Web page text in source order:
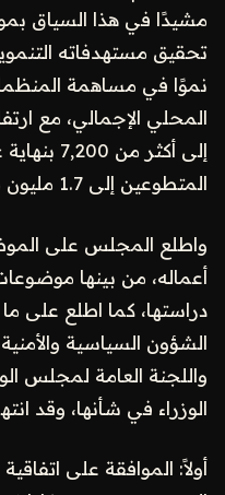
مشيدًا في هذا السياق
تحقيق مستهدفاته
نموًا في مساهمة
المحلي الإجمالي، مع
المتطوعين إلى 1.7 مليون متطوع.
واطلع المجلس على
أعماله، من بينها
دراستها، كما اطلع على
الشؤون السياسية
واللجنة العامة لمجلس
الوزراء في شأنها، وقد
أولاً: الموافقة على